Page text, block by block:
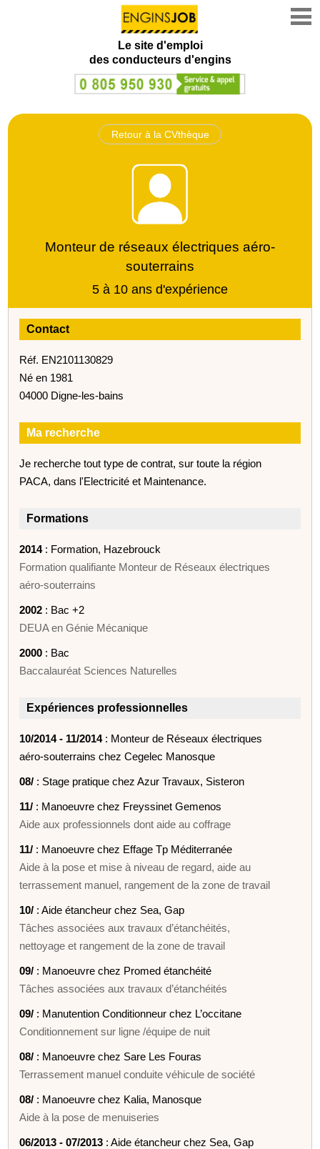
Le site d'emploi
des conducteurs d'engins
Retour à la CVthèque
Monteur de réseaux électriques aéro-
souterrains
5 à 10 ans d'expérience
Contact
Réf. EN2101130829
Né en 1981
04000 Digne-les-bains
Ma recherche
Je recherche tout type de contrat, sur toute la région
PACA, dans l'Electricité et Maintenance.
Formations
2014: Formation, Hazebrouck
Formation qualifiante Monteur de Réseaux électriques
aéro-souterrains
2002 : Bac +2
DEUA en Génie Mécanique
2000 : Bac
Baccalauréat Sciences Naturelles
Expériences professionnelles
10/2014 - 11/2014: Monteur de Réseaux électriques
aéro-souterrains chez Cegelec Manosque
08/ : Stage pratique chez Azur Travaux, Sisteron
11/ : Manoeuvre chez Freyssinet Gemenos
Aide aux professionnels dont aide au coffrage
11/ : Manoeuvre chez Effage Tp Méditerranée
Aide à la pose et mise à niveau de regard, aide au
terrassement manuel, rangement de la zone de travail
10/ : Aide étancheur chez Sea, Gap
Tâches associées aux travaux d’étanchéités,
nettoyage et rangement de la zone de travail
09/ : Manoeuvre chez Promed étanchéité
Tâches associées aux travaux d’étanchéités
09/ : Manutention Conditionneur chez L’occitane
Conditionnement sur ligne /équipe de nuit
08/ : Manoeuvre chez Sare Les Fouras
Terrassement manuel conduite véhicule de société
08/ : Manoeuvre chez Kalia, Manosque
Aide à la pose de menuiseries
06/2013 - 07/2013 : Aide étancheur chez Sea, Gap